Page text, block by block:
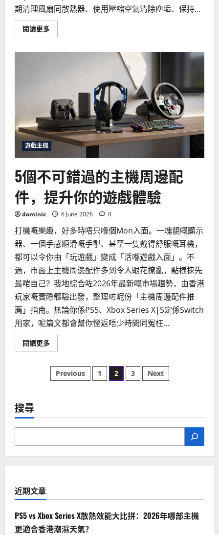
期清理風扇同散熱器、使用壓縮空氣清除塵垢、保持...
閱讀更多Read
more
命？
2026
年
必
知
的
保
與
清
技
巧
遊戲主機
5個不可錯過的主機周邊配
件，提升你的遊戲體驗
dominic 6 June 2026 0
打機嘅樂趣，好多時唔只喺個Mon入面。一塊靚嘅顯示
器、一個手感順滑嘅手掣、甚至一隻戴得舒服嘅耳機，
都可以令你由「玩遊戲」變成「活喺遊戲入面」。不
過，市面上主機周邊配件多到令人眼花撩亂，點樣揀先
最啱自己？我地綜合咗2026年最新嘅市場趨勢，由香港
玩家嘅實際體驗出發，整理咗呢份「主機周邊配件推
薦」指南。無論你係PS5、Xbox Series X|S定係Switch
用家，呢篇文都會幫你慳返唔少時間同冤枉...
閱讀更多Read
more
個
可
機
件，
升
驗
Posts
Previous 1 2 3 Next
搜尋
近期文章
PS5 vs Xbox Series X散熱效能大比拼：2026年哪部主機
更適合香港潮濕天氣？